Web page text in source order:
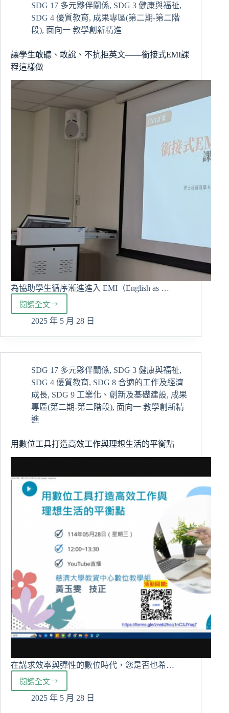
與
台
灣
礦
山
介
論
SDG 17 多元夥伴關係, SDG 3 健康與福祉,
SDG 4 優質教育, 成果專區(第二期-第二階
段), 面向一 教學創新精進
讓學生敢聽、敢說、不抗拒英文——銜接式EMI課
程這樣做
為協助學生循序漸進進入 EMI（English as …
閱讀全文
讓
學
聽、
說、
不
抗
拒
英
——
銜
接
EMI
課
程
這
2025 年 5 月 28 日
SDG 17 多元夥伴關係, SDG 3 健康與福祉,
SDG 4 優質教育, SDG 8 合適的工作及經濟
成長, SDG 9 工業化、創新及基礎建設, 成果
專區(第二期-第二階段), 面向一 教學創新精
進
用數位工具打造高效工作與理想生活的平衡點
在講求效率與彈性的數位時代，您是否也希…
閱讀全文
用
數
2025 年 5 月 28 日